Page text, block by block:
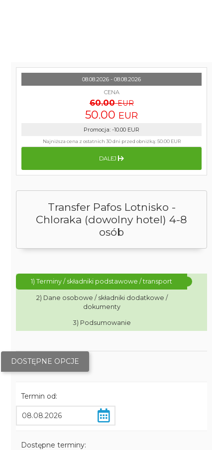
Transfer Pafos Lotnisko -
Chloraka (dowolny hotel) 4-8
osób
1) Terminy / składniki podstawowe / transport
2) Dane osobowe / składniki dodatkowe /
dokumenty
3) Podsumowanie
DOSTĘPNE OPCJE
Termin od:
Dostępne terminy:
08.08.2026 - 08.08.2026
CENA
60.00 EUR
50.00 EUR
Promocja: -10.00 EUR
Najniższa cena z ostatnich 30 dni przed obniżką:50.00 EUR
DALEJ